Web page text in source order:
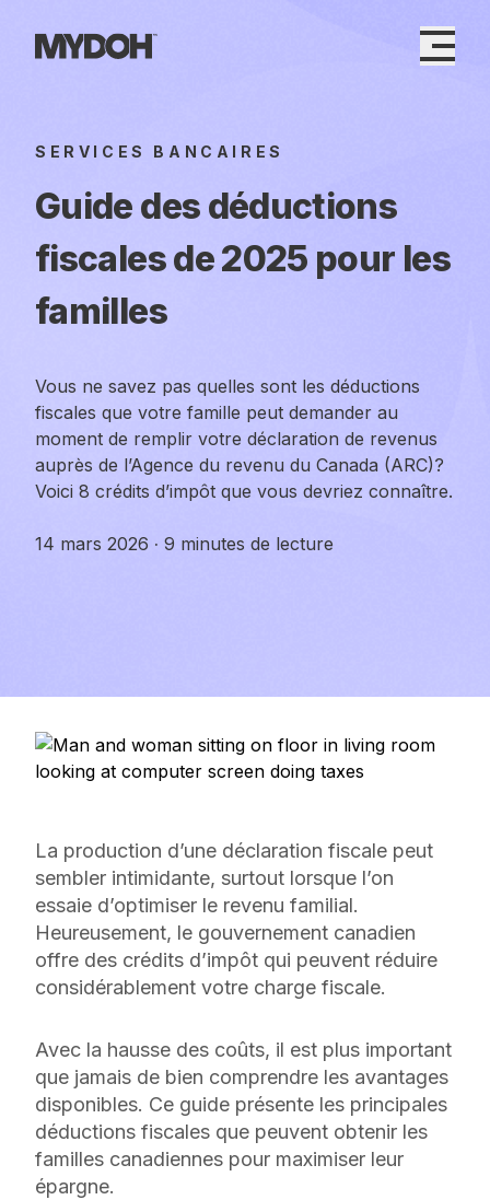
content
SERVICES BANCAIRES
Guide des déductions
fiscales de 2025 pour les
familles
Vous ne savez pas quelles sont les déductions
fiscales que votre famille peut demander au
moment de remplir votre déclaration de revenus
auprès de l’Agence du revenu du Canada (ARC)?
Voici 8 crédits d’impôt que vous devriez connaître.
14 mars 2026 · 9 minutes de lecture
La production d’une déclaration fiscale peut
sembler intimidante, surtout lorsque l’on
essaie d’optimiser le revenu familial.
Heureusement, le gouvernement canadien
offre des crédits d’impôt qui peuvent réduire
considérablement votre charge fiscale.
Avec la hausse des coûts, il est plus important
que jamais de bien comprendre les avantages
disponibles. Ce guide présente les principales
déductions fiscales que peuvent obtenir les
familles canadiennes pour maximiser leur
épargne.